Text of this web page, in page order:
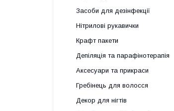
Засоби для дезінфекції
Нітрилові рукавички
Крафт пакети
Депіляція та парафінотерапія
Аксесуари та прикраси
Гребінець для волосся
Декор для нігтів